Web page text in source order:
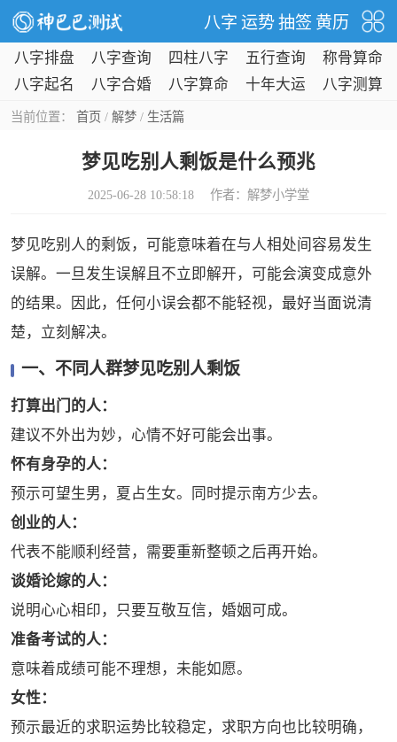
八字 运势 抽签 黄历
八字排盘 八字查询 四柱八字 五行查询
称骨算命
八字起名
八字合婚 八字算命 十年大运 八字测算
当前位置： 首页 / 解梦/ 生活篇
梦见吃别人剩饭是什么预兆
2025-06-28 10:58:18 作者： 解梦小学堂
梦见吃别人的剩饭，可能意味着在与人相处间容易发生
误解。一旦发生误解且不立即解开，可能会演变成意外
的结果。因此，任何小误会都不能轻视，最好当面说清
楚，立刻解决。
一、不同人群梦见吃别人剩饭
‌打算出门的人‌：
建议不外出为妙，心情不好可能会出事。
‌怀有身孕的人‌：
预示可望生男，夏占生女。同时提示南方少去。
‌创业的人‌：
代表不能顺利经营，需要重新整顿之后再开始。
‌谈婚论嫁的人‌：
说明心心相印，只要互敬互信，婚姻可成。
‌准备考试的人‌：
意味着成绩可能不理想，未能如愿。
‌女性‌：
预示最近的求职运势比较稳定，求职方向也比较明确，